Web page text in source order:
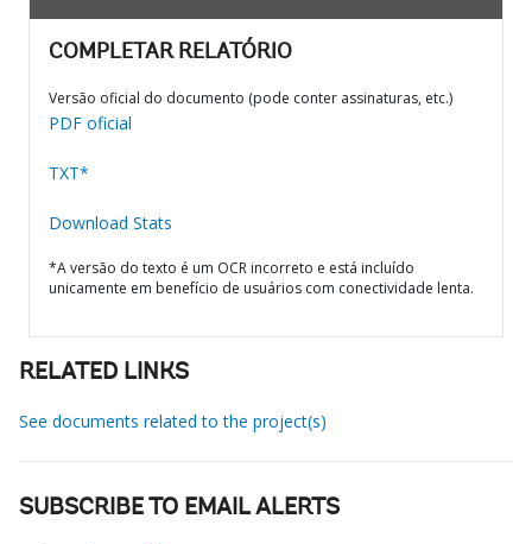
COMPLETAR RELATÓRIO
Versão oficial do documento (pode conter assinaturas, etc.)
PDF oficial
TXT*
Download Stats
*A versão do texto é um OCR incorreto e está incluído
unicamente em benefício de usuários com conectividade lenta.
RELATED LINKS
See documents related to the project(s)
SUBSCRIBE TO EMAIL ALERTS